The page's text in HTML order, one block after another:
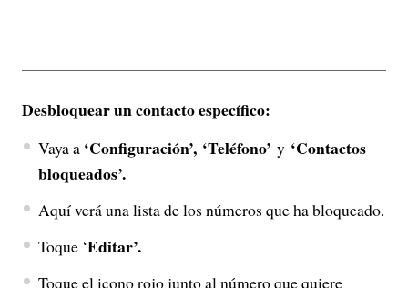
Desbloquear un contacto específico:
Vaya a ‘Configuración’, ‘Teléfono’ y ‘Contactos
bloqueados’.
Aquí verá una lista de los números que ha bloqueado.
Toque ‘Editar’.
Toque el icono rojo junto al número que quiere